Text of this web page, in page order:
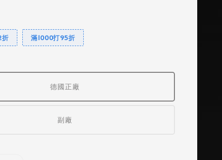
滿1000打95折
德國正廠
副廠